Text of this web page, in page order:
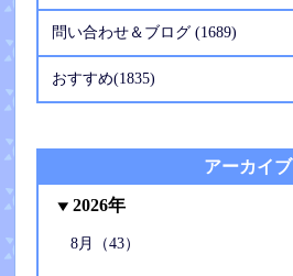
問い合わせ＆ブログ (1689)
おすすめ(1835)
アーカイブ
2026年
8月（43）